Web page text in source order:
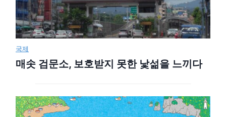
국제
매솟 검문소, 보호받지 못한 낯섦을 느끼다